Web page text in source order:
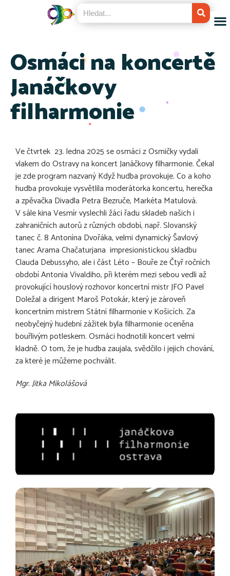
Osmáci na koncertě
Janáčkovy
filharmonie
Ve čtvrtek 23. ledna 2025 se osmáci z Osmičky vydali
vlakem do Ostravy na koncert Janáčkovy filharmonie. Čekal
je zde program nazvaný Když hudba provokuje. Co a koho
hudba provokuje vysvětlila moderátorka koncertu, herečka
a zpěvačka Divadla Petra Bezruče, Markéta Matulová.
V sále kina Vesmír vyslechli žáci řadu skladeb našich i
zahraničních autorů z různých období, např. Slovanský
tanec č. 8 Antonína Dvořáka, velmi dynamický Šavlový
tanec Arama Chačaturjana impresionistickou skladbu
Clauda Debussyho, ale i část Léto – Bouře ze Čtyř ročních
období Antonia Vivaldiho, při kterém mezi sebou vedli až
provokující houslový rozhovor koncertní mistr JFO Pavel
Doležal a dirigent Maroš Potokár, který je zároveň
koncertním mistrem Státní filharmonie v Košicích. Za
neobyčejný hudební zážitek byla filharmonie oceněna
bouřlivým potleskem. Osmáci hodnotili koncert velmi
kladně. O tom, že je hudba zaujala, svědčilo i jejich chování,
za které je můžeme pochválit.
Mgr. Jitka Mikolášová